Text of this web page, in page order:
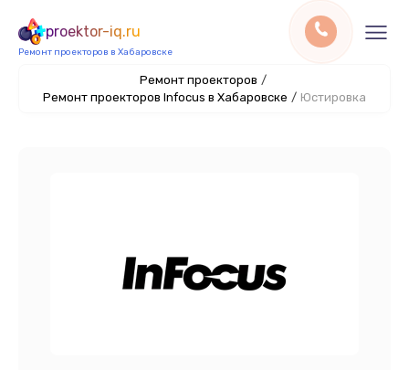
proektor-iq.ru
Ремонт проекторов в Хабаровске
Ремонт проекторов /
Ремонт проекторов Infocus в Хабаровске / Юстировка